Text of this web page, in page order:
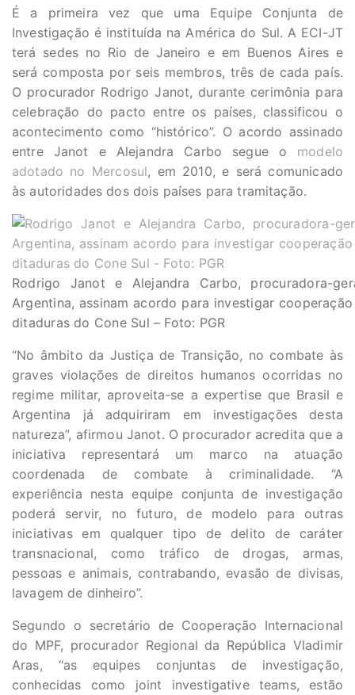
É a primeira vez que uma Equipe Conjunta de
Investigação é instituída na América do Sul. A ECI-JT
terá sedes no Rio de Janeiro e em Buenos Aires e
será composta por seis membros, três de cada país.
O procurador Rodrigo Janot, durante cerimônia para
celebração do pacto entre os países, classificou o
acontecimento como “histórico”. O acordo assinado
entre Janot e Alejandra Carbo segue o modelo
adotado no Mercosul, em 2010, e será comunicado
às autoridades dos dois países para tramitação.
Rodrigo Janot e Alejandra Carbo, procuradora-
Argentina, assinam acordo para investigar
ditaduras do Cone Sul – Foto: PGR
“No âmbito da Justiça de Transição, no combate às
graves violações de direitos humanos ocorridas no
regime militar, aproveita-se a expertise que Brasil e
Argentina já adquiriram em investigações desta
natureza”, afirmou Janot. O procurador acredita que a
iniciativa representará um marco na atuação
coordenada de combate à criminalidade. “A
experiência nesta equipe conjunta de investigação
poderá servir, no futuro, de modelo para outras
iniciativas em qualquer tipo de delito de caráter
transnacional, como tráfico de drogas, armas,
pessoas e animais, contrabando, evasão de divisas,
lavagem de dinheiro”.
Segundo o secretário de Cooperação Internacional
do MPF, procurador Regional da República Vladimir
Aras, “as equipes conjuntas de investigação,
conhecidas como joint investigative teams, estão